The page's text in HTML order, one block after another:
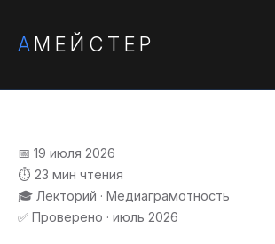
АМЕЙСТЕР
📅 19 июля 2026
⏱️ 23 мин чтения
🎓 Лекторий · Медиаграмотность
✅ Проверено · июль 2026